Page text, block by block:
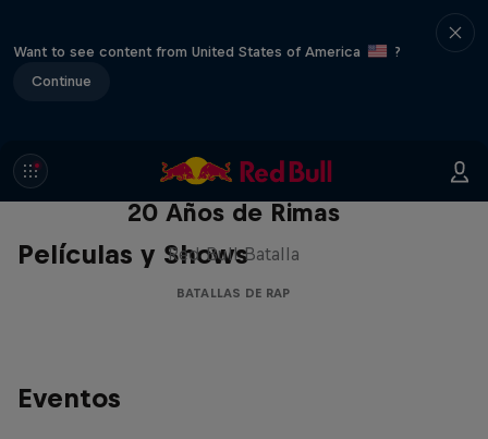
Want to see content from United States of America
?
Continue
Películas y Shows
Red Bull Batalla Nueva Historia:
20 Años de Rimas
Red Bull Batalla
BATALLAS DE RAP
Eventos